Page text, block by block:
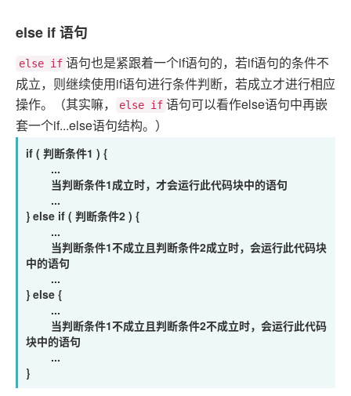
else if 语句
else if 语句也是紧跟着一个if语句的，若if语句的条件不
成立，则继续使用if语句进行条件判断，若成立才进行相应
操作。（其实嘛，
else if 语句可以看作else语句中再嵌
套一个if...else语句结构。）
if ( 判断条件1 ) {
...
当判断条件1成立时，才会运行此代码块中的语句
...
} else if ( 判断条件2 ) {
...
当判断条件1不成立且判断条件2成立时，会运行此代码块
中的语句
...
} else {
...
当判断条件1不成立且判断条件2不成立时，会运行此代码
块中的语句
...
}